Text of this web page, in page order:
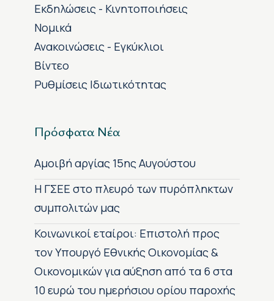
Εκδηλώσεις - Κινητοποιήσεις
Νομικά
Ανακοινώσεις - Εγκύκλιοι
Βίντεο
Ρυθμίσεις Ιδιωτικότητας
Πρόσφατα Νέα
Αμοιβή αργίας 15ης Αυγούστου
H ΓΣΕΕ στο πλευρό των πυρόπληκτων
συμπολιτών μας
Κοινωνικοί εταίροι: Επιστολή προς
τον Υπουργό Εθνικής Οικονομίας &
Οικονομικών για αύξηση από τα 6 στα
10 ευρώ του ημερήσιου ορίου παροχής